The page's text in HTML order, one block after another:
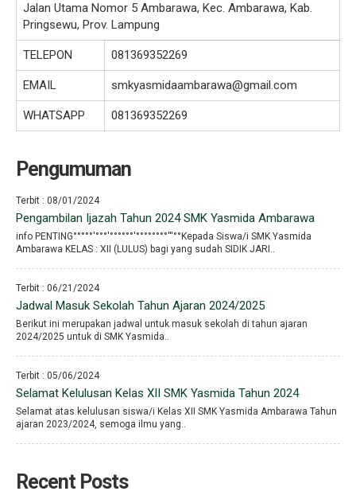
Jalan Utama Nomor 5 Ambarawa, Kec. Ambarawa, Kab.
Pringsewu, Prov. Lampung
TELEPON 081369352269
EMAIL smkyasmidaambarawa@gmail.com
WHATSAPP 081369352269
Pengumuman
Terbit : 08/01/2024
Pengambilan Ijazah Tahun 2024 SMK Yasmida Ambarawa
info PENTING°°°°°′°°°′°°°°°°′°°°°°°°°′′′°°Kepada Siswa/i SMK Yasmida
Ambarawa KELAS : XII (LULUS) bagi yang sudah SIDIK JARI..
Terbit : 06/21/2024
Jadwal Masuk Sekolah Tahun Ajaran 2024/2025
Berikut ini merupakan jadwal untuk masuk sekolah di tahun ajaran
2024/2025 untuk di SMK Yasmida..
Terbit : 05/06/2024
Selamat Kelulusan Kelas XII SMK Yasmida Tahun 2024
Selamat atas kelulusan siswa/i Kelas XII SMK Yasmida Ambarawa Tahun
ajaran 2023/2024, semoga ilmu yang..
Recent Posts